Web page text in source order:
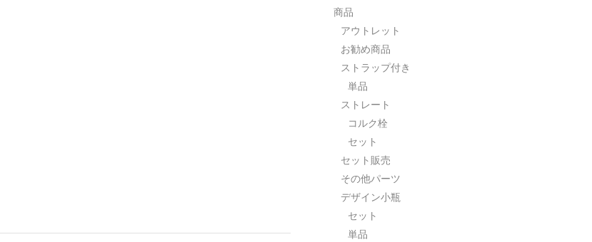
商品
アウトレット
お勧め商品
ストラップ付き
単品
ストレート
コルク栓
セット
セット販売
その他パーツ
デザイン小瓶
セット
単品